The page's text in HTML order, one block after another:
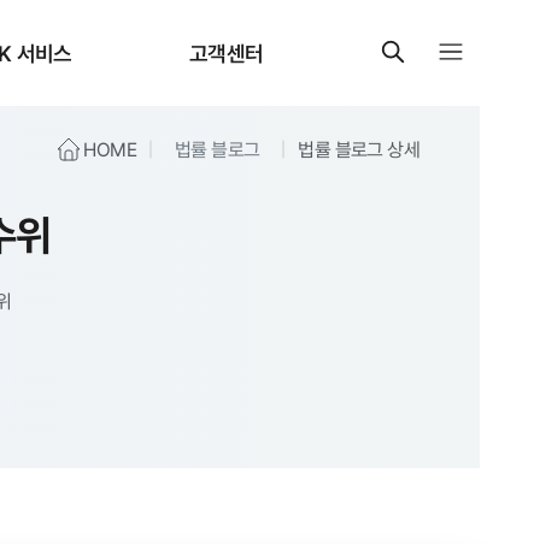
서비스 고객센터
HOME 법률 블로그 법률 블로그 상세
위